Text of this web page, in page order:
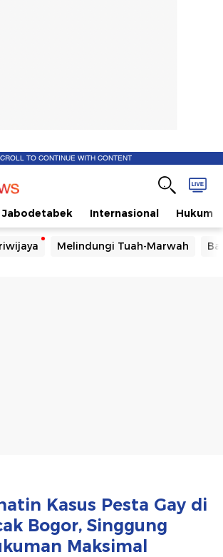
TO CONTINUE WITH CONTENT
Jabodetabek Internasional Hukum
Melindungi Tuah-Marwah
Kasus Pesta Gay di
Bogor, Singgung
Maksimal